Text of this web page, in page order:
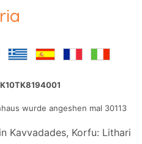
wurde angeshen mal 30113
Kavvadades, Korfu: Lithari